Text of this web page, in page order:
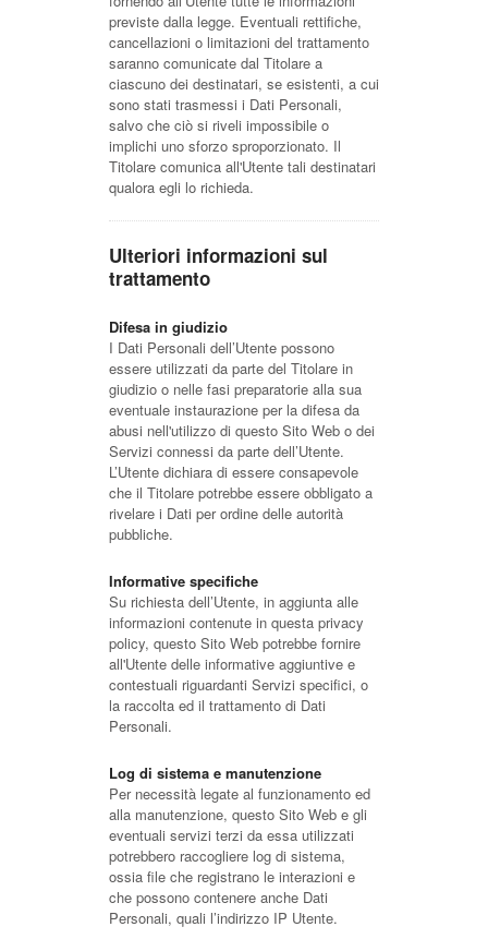
previste dalla legge. Eventuali rettifiche,
cancellazioni o limitazioni del trattamento
saranno comunicate dal Titolare a
ciascuno dei destinatari, se esistenti, a cui
sono stati trasmessi i Dati Personali,
salvo che ciò si riveli impossibile o
implichi uno sforzo sproporzionato. Il
Titolare comunica all'Utente tali destinatari
qualora egli lo richieda.
Ulteriori informazioni sul
trattamento
Difesa in giudizio
I Dati Personali dell’Utente possono
essere utilizzati da parte del Titolare in
giudizio o nelle fasi preparatorie alla sua
eventuale instaurazione per la difesa da
abusi nell'utilizzo di questo Sito Web o dei
Servizi connessi da parte dell’Utente.
L’Utente dichiara di essere consapevole
che il Titolare potrebbe essere obbligato a
rivelare i Dati per ordine delle autorità
pubbliche.
Informative specifiche
Su richiesta dell’Utente, in aggiunta alle
informazioni contenute in questa privacy
policy, questo Sito Web potrebbe fornire
all'Utente delle informative aggiuntive e
contestuali riguardanti Servizi specifici, o
la raccolta ed il trattamento di Dati
Personali.
Log di sistema e manutenzione
Per necessità legate al funzionamento ed
alla manutenzione, questo Sito Web e gli
eventuali servizi terzi da essa utilizzati
potrebbero raccogliere log di sistema,
ossia file che registrano le interazioni e
che possono contenere anche Dati
Personali, quali l’indirizzo IP Utente.